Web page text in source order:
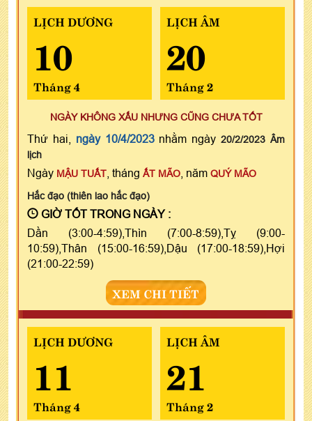
LỊCH DƯƠNG
10
Tháng 4
LỊCH ÂM
20
Tháng 2
NGÀY KHÔNG XẤU NHƯNG CŨNG CHƯA TỐT
Thứ hai, ngày 10/4/2023nhằm ngày20/2/2023 Âm
lịch
Ngày MẬU TUẤT , tháng ẤT MÃO , năm QUÝ MÃO
Hắc đạo (thiên lao hắc đạo)
GIỜ TỐT TRONG NGÀY :
Dần (3:00-4:59),Thìn (7:00-8:59),Tỵ (9:00-
10:59),Thân (15:00-16:59),Dậu (17:00-18:59),Hợi
(21:00-22:59)
XEM CHI TIẾT
LỊCH DƯƠNG
11
Tháng 4
LỊCH ÂM
21
Tháng 2